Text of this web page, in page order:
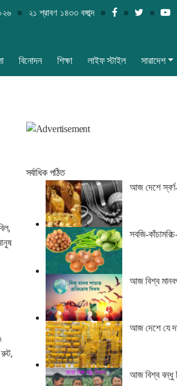
২১ শ্রাবণ ১৪৩৩ বঙ্গাব্দ
বিনোদন শিক্ষা লাইফ স্টাইল সারাদেশ
রুট,
সর্বাধিক পঠিত
আজ দেশে
সবজি-
আজ বিশ্ব
আজ দেশে যে
আজ বিশ্ব বন্ধু